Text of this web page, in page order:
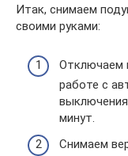
Итак, снимаем
своими руками:
Отключаем
работе с
минут.
Снимаем